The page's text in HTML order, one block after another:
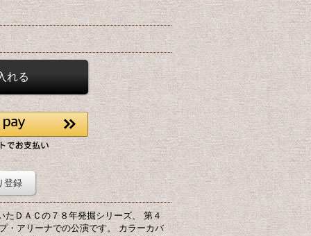
登録
ＤＡＣの７８年発掘シリーズ、 第４
・アリーナでの公演です。 カラーカバ